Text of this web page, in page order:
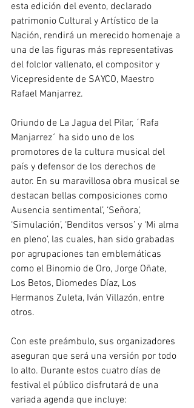
esta edición del evento, declarado
patrimonio Cultural y Artístico de la
Nación, rendirá un merecido homenaje a
una de las figuras más representativas
del folclor vallenato, el compositor y
Vicepresidente de SAYCO, Maestro
Rafael Manjarrez.
Oriundo de La Jagua del Pilar, ´Rafa
Manjarrez´ ha sido uno de los
promotores de la cultura musical del
país y defensor de los derechos de
autor. En su maravillosa obra musical se
destacan bellas composiciones como
Ausencia sentimental’, ‘Señora’,
‘Simulación’, ‘Benditos versos’ y ‘Mi alma
en pleno’, las cuales, han sido grabadas
por agrupaciones tan emblemáticas
como el Binomio de Oro, Jorge Oñate,
Los Betos, Diomedes Díaz, Los
Hermanos Zuleta, Iván Villazón, entre
otros.
Con este preámbulo, sus organizadores
aseguran que será una versión por todo
lo alto. Durante estos cuatro días de
festival el público disfrutará de una
variada agenda que incluye: